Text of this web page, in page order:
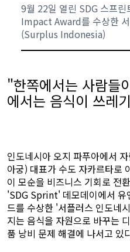
9월 22일 열린 SDG 스프
Impact Award를 수상한
(Surplus Indonesia)
"한쪽에서는 사람들
에서는 음식이 쓰레
인도네시아 오지 파푸아에서
아궁) 대표가 수도 자카르타로
이 모순을 비즈니스 기회로 전
'SDG Sprint' 데모데이에서 유
드를 수상한 '서플러스 인도
지는 음식을 자원으로 바꾸는
품 낭비 문제 해결에 나서고 있